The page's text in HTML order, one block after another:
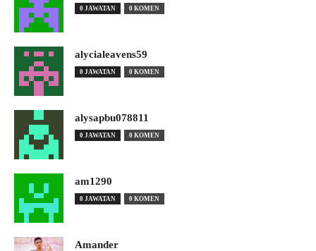
0 JAWATAN 0 KOMEN
alycialeavens59
0 JAWATAN 0 KOMEN
alysapbu078811
0 JAWATAN 0 KOMEN
am1290
0 JAWATAN 0 KOMEN
Amander